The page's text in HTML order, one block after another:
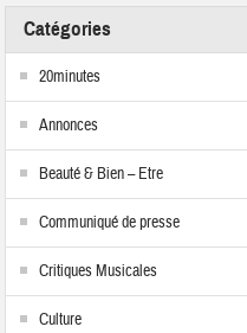
Catégories
20minutes
Annonces
Beauté & Bien – Etre
Communiqué de presse
Critiques Musicales
Culture